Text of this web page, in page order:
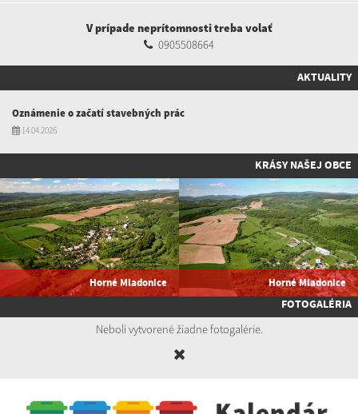
V prípade neprítomnosti treba volať
0905508664
AKTUALITY
Oznámenie o začatí stavebných prác
14.04.2026
KRÁSY NAŠEJ OBCE
Horné Mladonice Horné Mladonice
FOTOGALÉRIA
Neboli vytvorené žiadne fotogalérie.